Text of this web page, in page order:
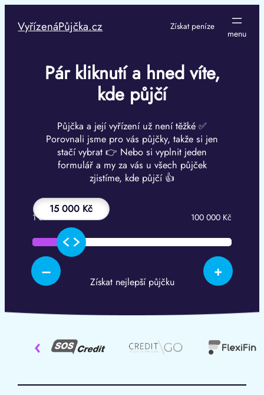
obsah
VyřízenáPůjčka.cz Získat peníze
Pár kliknutí a hned víte,
kde půjčí
Půjčka a její vyřízení už není těžké ✅
Porovnali jsme pro vás půjčky, takže si jen
stačí vybrat 👉 Nebo si vyplnit jeden
formulář a my za vás u všech půjček
zjistíme, kde půjčí 👍
15 000 Kč
– +
1 000 Kč 100 000 Kč
Získat nejlepší půjčku
‹